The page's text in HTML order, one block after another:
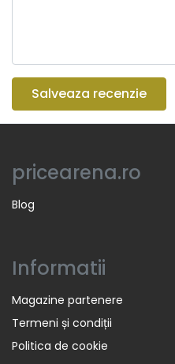
Salveaza recenzie
pricearena.ro
Blog
Informatii
Magazine partenere
Termeni și condiții
Politica de cookie